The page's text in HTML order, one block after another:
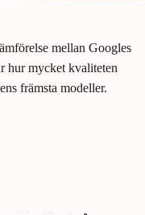
mellan Googles
hur mycket kvaliteten
främsta modeller.